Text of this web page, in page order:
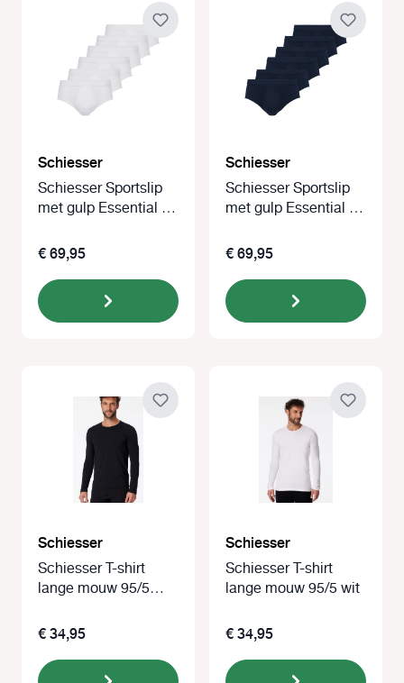
Schiesser
Schiesser Sportslip
met gulp Essential 6-
€ 69,95
Schiesser
Schiesser Sportslip
met gulp Essential 6-
€ 69,95
Schiesser
Schiesser T-shirt
lange mouw 95/5
€ 34,95
Schiesser
Schiesser T-shirt
lange mouw 95/5 wit
€ 34,95